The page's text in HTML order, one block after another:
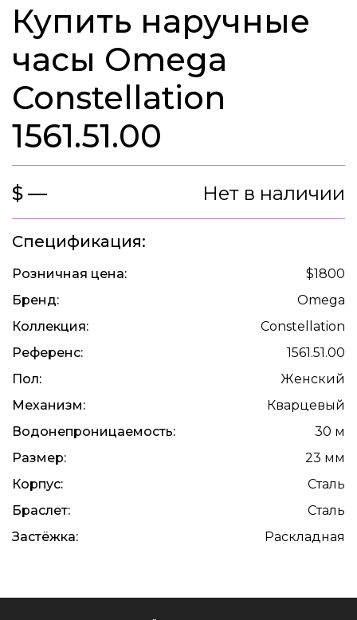
Купить наручные
часы Omega
Constellation
1561.51.00
$ — Нет в наличии
Спецификация:
Розничная цена:
$1800
Бренд:
Omega
Коллекция:
Constellation
Референс:
1561.51.00
Пол:
Женский
Механизм:
Кварцевый
Водонепроницаемость:
30 м
Размер:
23 мм
Корпус:
Сталь
Браслет:
Сталь
Застёжка:
Раскладная